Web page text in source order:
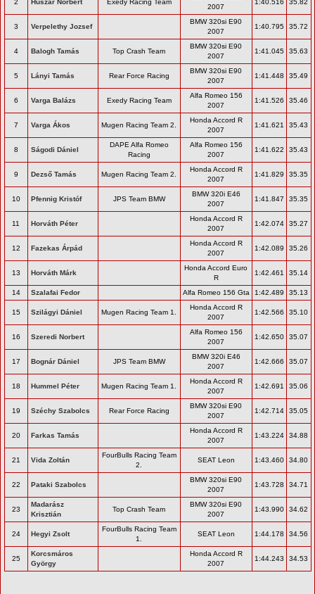
2 Huszar Norbert Exedy Racing Team
2007
1:40.516 35.82
3 Verpelethy Jozsef
BMW 320si E90
2007
1:40.795 35.72
4 Balogh Tamás Top Crash Team
BMW 320si E90
2007
1:41.045 35.63
5 Lányi Tamás Rear Force Racing
BMW 320si E90
2007
1:41.448 35.49
6 Varga Balázs Exedy Racing Team
Alfa Romeo 156
2007
1:41.526 35.46
7 Varga Ákos Mugen Racing Team 2.
Honda Accord R
2007
1:41.621 35.43
8 Ságodi Dániel
DAPE Alfa Romeo
Racing
Alfa Romeo 156
2007
1:41.622 35.43
9 Dezső Tamás Mugen Racing Team 2.
Honda Accord R
2007
1:41.829 35.35
10 Pfennig Kristóf JPS Team BMW
BMW 320i E46
2007
1:41.847 35.35
11 Horváth Péter
Honda Accord R
2007
1:42.074 35.27
12 Fazekas Árpád
Honda Accord R
2007
1:42.089 35.26
13 Horváth Márk
Honda Accord Euro
R
1:42.461 35.14
14 Szalafai Fedor Alfa Romeo 156 Gta 1:42.489 35.13
15 Szilágyi Dániel Mugen Racing Team 1.
Honda Accord R
2007
1:42.566 35.10
16 Szeredi Norbert
Alfa Romeo 156
2007
1:42.650 35.07
17 Bognár Dániel JPS Team BMW
BMW 320i E46
2007
1:42.666 35.07
18 Hummel Péter Mugen Racing Team 1.
Honda Accord R
2007
1:42.691 35.06
19 Széchy Szabolcs Rear Force Racing
BMW 320si E90
2007
1:42.714 35.05
20 Farkas Tamás
Honda Accord R
2007
1:43.224 34.88
21 Vida Zoltán
FourBulls Racing Team
2.
SEAT Leon 1:43.460 34.80
22 Pataki Szabolcs
BMW 320si E90
2007
1:43.728 34.71
23
Madarász
Krisztián
Top Crash Team
BMW 320si E90
2007
1:43.990 34.62
24 Hegyi Zsolt
FourBulls Racing Team
1.
SEAT Leon 1:44.178 34.56
25
Korcsmáros
György
Honda Accord R
2007
1:44.243 34.53